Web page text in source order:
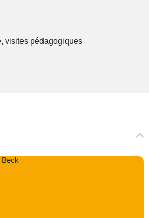
visites pédagogiques